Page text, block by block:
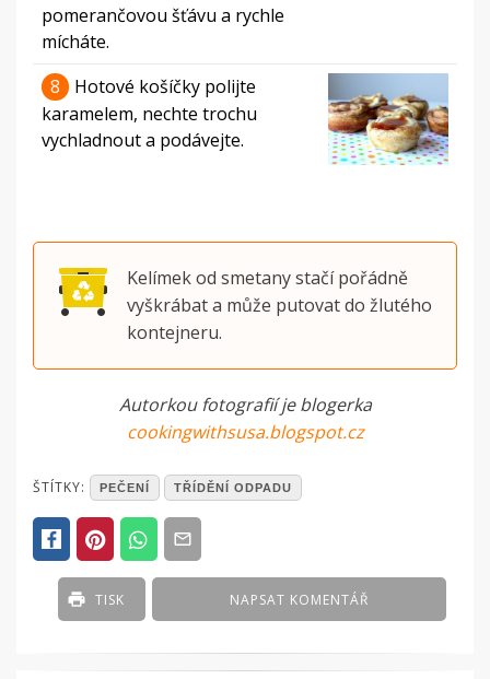
pomerančovou šťávu a rychle
mícháte.
8
Hotové košíčky polijte
karamelem, nechte trochu
vychladnout a podávejte.
Kelímek od smetany stačí pořádně
vyškrábat a může putovat do žlutého
kontejneru.
Autorkou fotografií je blogerka
cookingwithsusa.blogspot.cz
POSTED
RECEPTY,
SLADKÁ
ŠTÍTKY: PEČENÍ TŘÍDĚNÍ ODPADU
NAPSAT KOMENTÁŘ
TISK